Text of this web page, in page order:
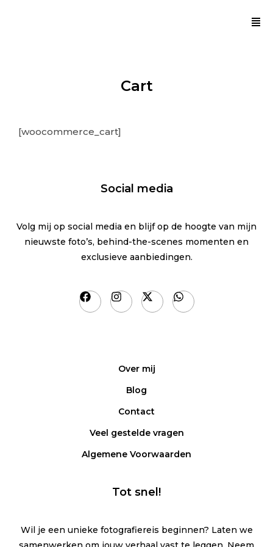
Cart
[woocommerce_cart]
Social media
Volg mij op social media en blijf op de hoogte van mijn
nieuwste foto’s, behind-the-scenes momenten en
exclusieve aanbiedingen.
Over mij
Blog
Contact
Veel gestelde vragen
Algemene Voorwaarden
Tot snel!
Wil je een unieke fotografiereis beginnen? Laten we